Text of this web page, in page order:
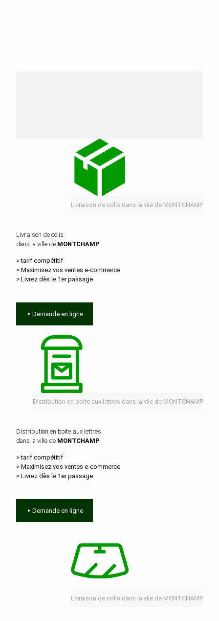
Livraison de colis dans la vile de MONTCHAMP
Livraison de colis
dans la ville de MONTCHAMP
> tarif compétitif
> Maximisez vos ventes e‑commerce
> Livrez dès le 1er passage
Demande en ligne
Distribution en boite aux lettres dans la vile de MONTCHAMP
Distribution en boite aux lettres
dans la ville de MONTCHAMP
> tarif compétitif
> Maximisez vos ventes e‑commerce
> Livrez dès le 1er passage
Demande en ligne
Livraison de colis dans la vile de MONTCHAMP